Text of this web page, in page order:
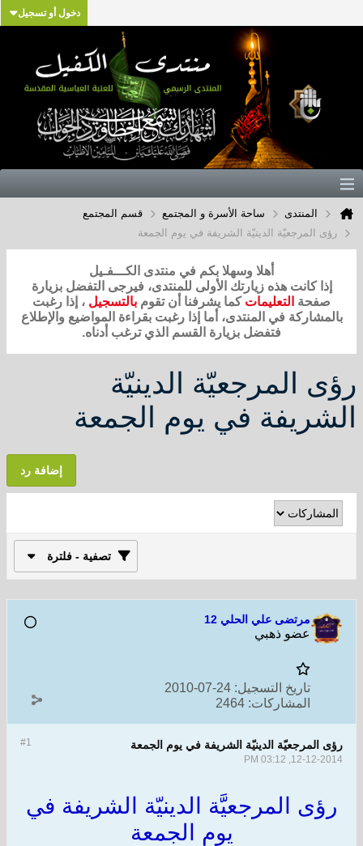
دخول أو تسجيل
المنتدى ساحة الأسرة و المجتمع
قسم المجتمع
رؤى المرجعيّة الدينيّة الشريفة في يوم الجمعة
أهلا وسهلا بكم في منتدى الكـــفـيل
إذا كانت هذه زيارتك الأولى للمنتدى، فيرجى التفضل بزيارة
صفحة التعليمات كما يشرفنا أن تقوم بالتسجيل ، إذا رغبت
بالمشاركة في المنتدى، أما إذا رغبت بقراءة المواضيع والإطلاع
فتفضل بزيارة القسم الذي ترغب أدناه.
رؤى المرجعيّة الدينيّة
الشريفة في يوم الجمعة
إضافة رد
تصفية - فلترة
مرتضى علي الحلي 12
عضو ذهبي
تاريخ التسجيل: 24-07-2010
المشاركات: 2464
#1 رؤى المرجعيّة الدينيّة الشريفة في يوم الجمعة
12-12-2014, 03:12 PM
رؤى المرجعيَّة الدينيّة الشريفة في
يوم الجمعة